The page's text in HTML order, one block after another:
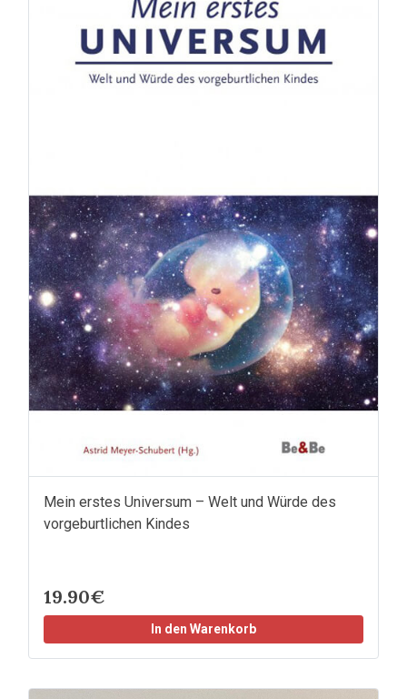
Mein erstes Universum – Welt und Würde des
vorgeburtlichen Kindes
19.90€
In den Warenkorb